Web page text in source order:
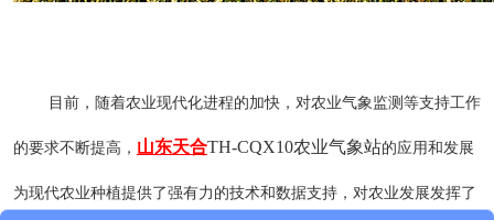
目前，随着农业现代化进程的加快，对农业气象监测等支持工作
的要求不断提高， 山东天合TH-CQX10农业气象站的应用和发展
为现代农业种植提供了强有力的技术和数据支持，对农业发展发挥了